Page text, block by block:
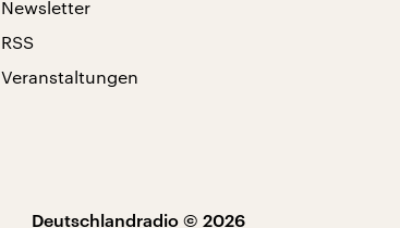
Newsletter
RSS
Veranstaltungen
Deutschlandradio © 2026